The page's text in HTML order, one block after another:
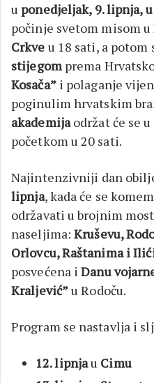
uponedjeljak, 9. lipnja,
počinje svetom misom u
Crkve u 18 sati, a
stijegomprema
Kosača”i polaganje
poginulim hrvatskim
akademijaodržat će se u
početkom u 20 sati.
Najintenzivniji dan
lipnja, kada će se
održavati u brojnim
naseljima:Kruševu,
Orlovcu, Raštanima i
posvećena iDanu
Kraljević”u Rodoču.
Program se nastavlja i
12. lipnjau Cimu